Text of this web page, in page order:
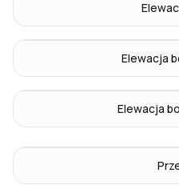
Elewacja
Elewacja